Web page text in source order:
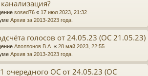
sosed76 « 17 июл 2023, 21:32
Архив за 2013-2023 года.
голосов от 24.05.23 (ОС 21.05.23)
Аполлонов В.А. « 28 май 2023, 22:55
Архив за 2013-2023 года.
очередного ОС от 24.05.23 (ОС